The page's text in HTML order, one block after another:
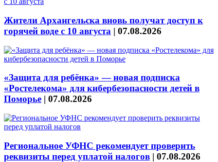
Жители Архангельска вновь получат доступ к
горячей воде с 10 августа | 07.08.2026
«Защита для ребёнка» — новая подписка
«Ростелекома» для кибербезопасности детей в
Поморье | 07.08.2026
Региональное УФНС рекомендует проверить
реквизиты перед уплатой налогов | 07.08.2026